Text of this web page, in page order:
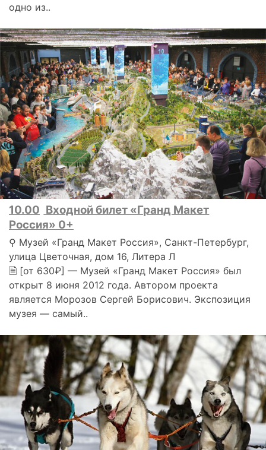
одно из..
10.00 Входной билет «Гранд Макет
Россия» 0+
⚲ Музей «Гранд Макет Россия», Санкт-Петербург,
улица Цветочная, дом 16, Литера Л
🗎 [от 630₽] — Музей «Гранд Макет Россия» был
открыт 8 июня 2012 года. Автором проекта
является Морозов Сергей Борисович. Экспозиция
музея — самый..